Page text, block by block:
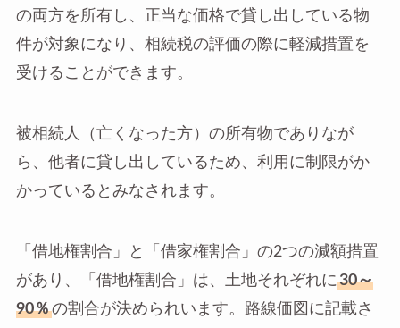
の両方を所有し、正当な価格で貸し出している物
件が対象になり、相続税の評価の際に軽減措置を
受けることができます。
被相続人（亡くなった方）の所有物でありなが
ら、他者に貸し出しているため、利用に制限がか
かっているとみなされます。
「借地権割合」と「借家権割合」の2つの減額措置
があり、「借地権割合」は、土地それぞれに 30～
90％の割合が決められいます。路線価図に記載さ